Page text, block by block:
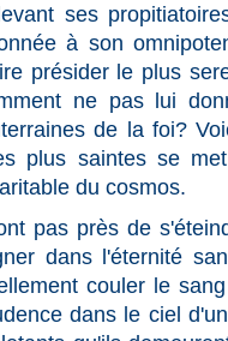
ses
à son
présider le plus
ne pas lui
de la foi?
plus saintes se
du cosmos.
pas près de
dans l'éternité
couler le
dans le ciel